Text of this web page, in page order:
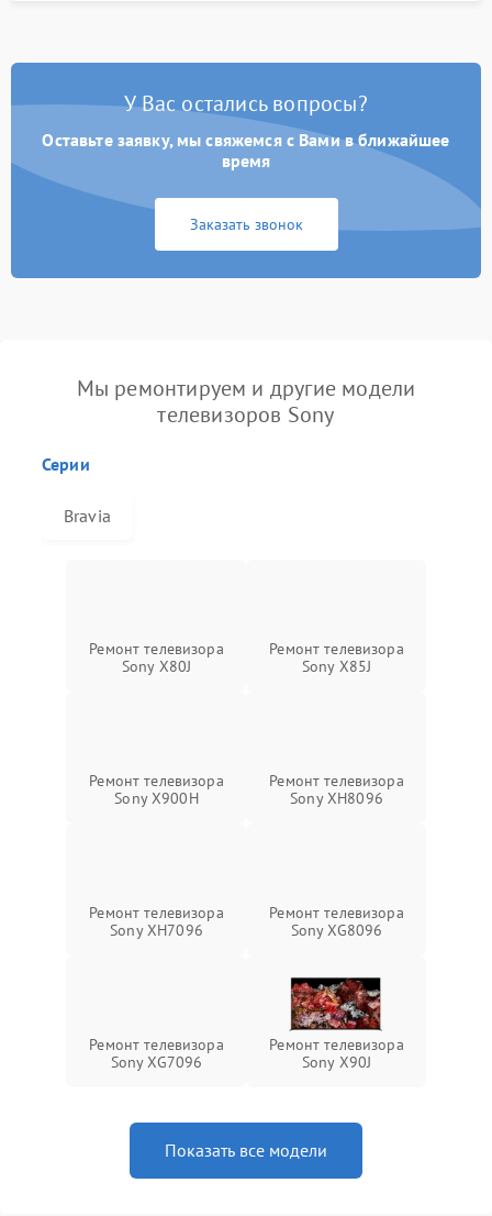
У Вас остались вопросы?
Оставьте заявку, мы свяжемся с Вами в ближайшее
время
Заказать звонок
Мы ремонтируем и другие модели
телевизоров Sony
Серии
Bravia
Ремонт телевизора
Sony X80J
Ремонт телевизора
Sony X85J
Ремонт телевизора
Sony X900H
Ремонт телевизора
Sony XH8096
Ремонт телевизора
Sony XH7096
Ремонт телевизора
Sony XG8096
Ремонт телевизора
Sony XG7096
Ремонт телевизора
Sony X90J
Показать все модели